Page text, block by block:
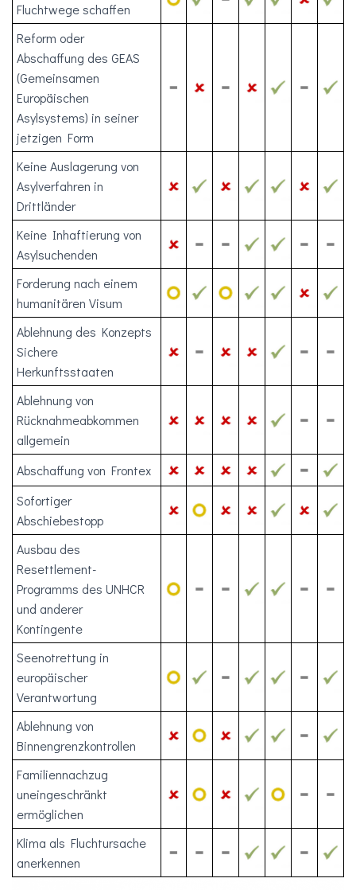
Fluchtwege schaffen
Reform oder
Abschaffung des GEAS
(Gemeinsamen
Europäischen
Asylsystems) in seiner
jetzigen Form
Keine Auslagerung von
Asylverfahren in
Drittländer
Keine Inhaftierung von
Asylsuchenden
Forderung nach einem
humanitären Visum
Ablehnung des Konzepts
Sichere
Herkunftsstaaten
Ablehnung von
Rücknahmeabkommen
allgemein
Abschaffung von Frontex
Sofortiger
Abschiebestopp
Ausbau des
Resettlement-
Programms des UNHCR
und anderer
Kontingente
Seenotrettung in
europäischer
Verantwortung
Ablehnung von
Binnengrenzkontrollen
Familiennachzug
uneingeschränkt
ermöglichen
Klima als Fluchtursache
anerkennen